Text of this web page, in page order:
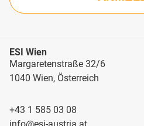
ESI Wien
Margaretenstraße 32/6
1040 Wien, Österreich
+43 1 585 03 08